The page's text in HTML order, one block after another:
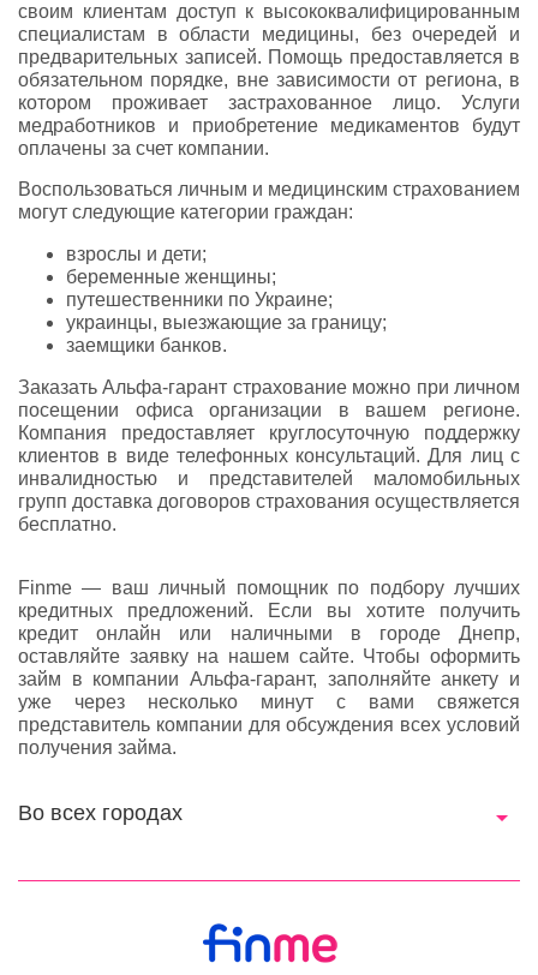
своим клиентам доступ к высококвалифицированным
специалистам в области медицины, без очередей и
предварительных записей. Помощь предоставляется в
обязательном порядке, вне зависимости от региона, в
котором проживает застрахованное лицо. Услуги
медработников и приобретение медикаментов будут
оплачены за счет компании.
Воспользоваться личным и медицинским страхованием
могут следующие категории граждан:
взрослы и дети;
беременные женщины;
путешественники по Украине;
украинцы, выезжающие за границу;
заемщики банков.
Заказать Альфа-гарант страхование можно при личном
посещении офиса организации в вашем регионе.
Компания предоставляет круглосуточную поддержку
клиентов в виде телефонных консультаций. Для лиц с
инвалидностью и представителей маломобильных
групп доставка договоров страхования осуществляется
бесплатно.
Finme — ваш личный помощник по подбору лучших
кредитных предложений. Если вы хотите получить
кредит онлайн или наличными в городе Днепр,
оставляйте заявку на нашем сайте. Чтобы оформить
займ в компании Альфа-гарант, заполняйте анкету и
уже через несколько минут с вами свяжется
представитель компании для обсуждения всех условий
получения займа.
Во всех городах